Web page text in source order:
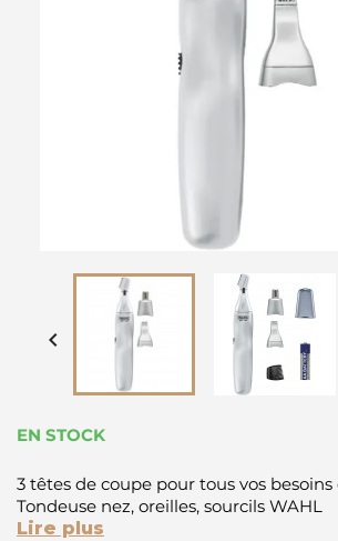

EN STOCK
3 têtes de coupe pour tous vos
Tondeuse nez, oreilles, sourcils WAHL
Lire plus